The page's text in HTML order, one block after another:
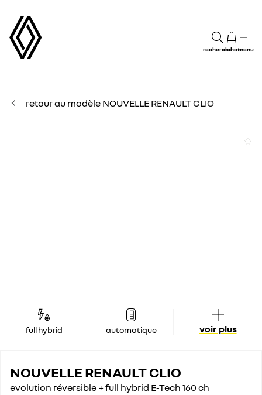
rechercheachatmenu
retour au modèle NOUVELLE RENAULT CLIO
full hybrid automatique voir plus
NOUVELLE RENAULT CLIO
evolution réversible + full hybrid E-Tech 160 ch